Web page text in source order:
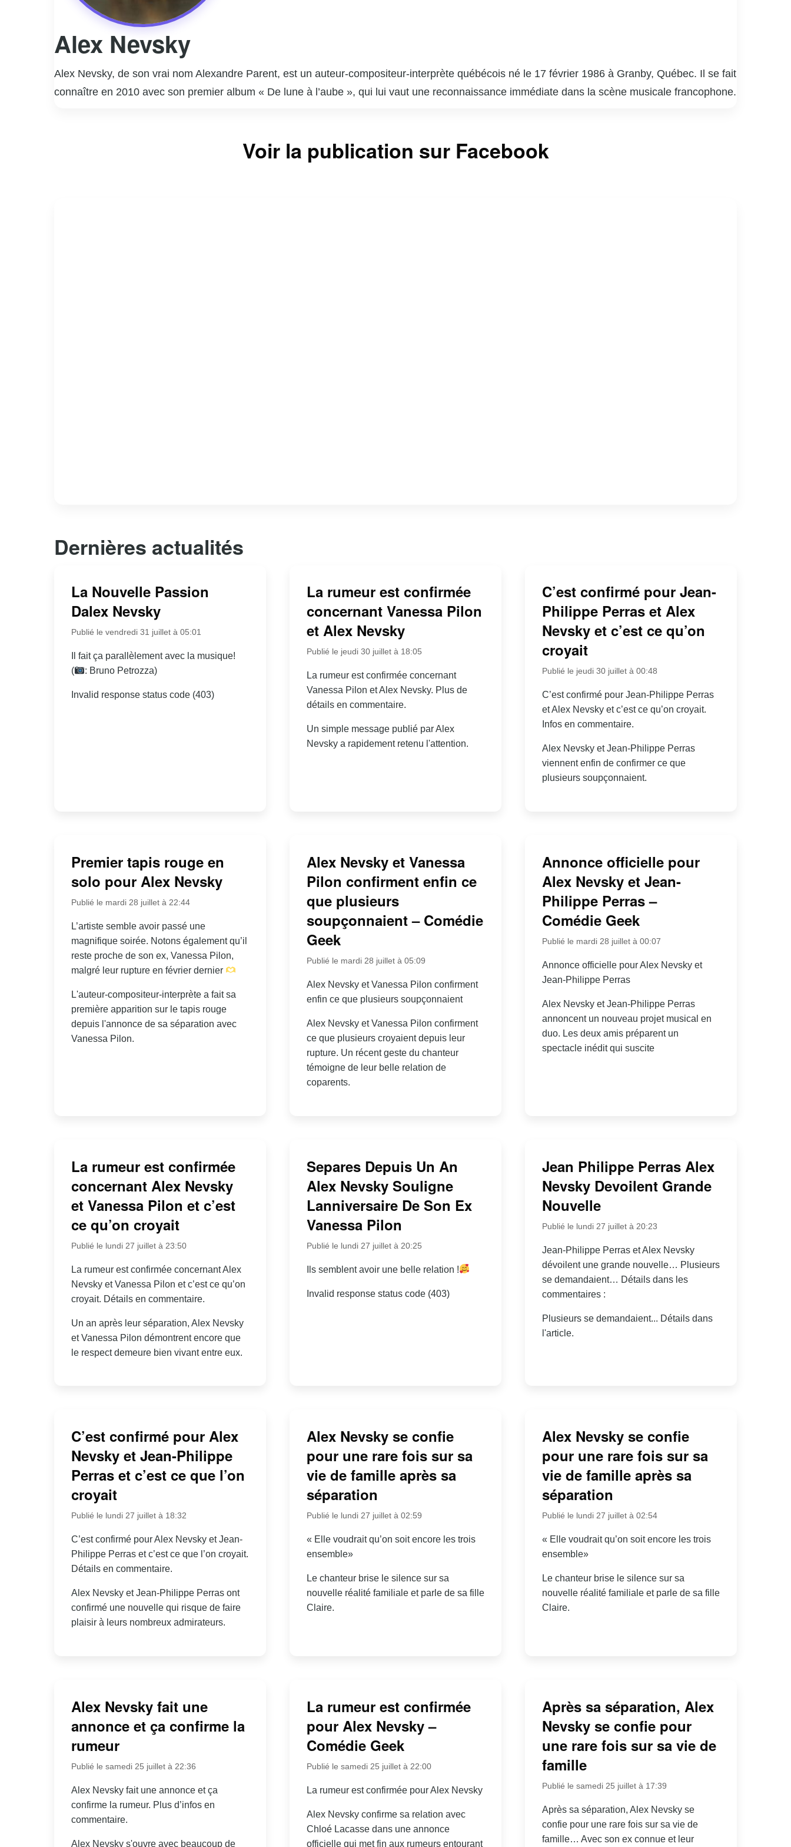
Alex Nevsky
Alex Nevsky, de son vrai nom Alexandre Parent, est un auteur-compositeur-interprète québécois né le 17 février 1986 à Granby, Québec. Il se fait
connaître en 2010 avec son premier album « De lune à l’aube », qui lui vaut une reconnaissance immédiate dans la scène musicale francophone.
albums suivants, « Himalaya mon amour » (2013) et « Nos Eldorados » (2016), confirment son talent et sa popularité. En plus de sa carrière
Voir la publication sur Facebook
Dernières actualités
La Nouvelle Passion
Dalex Nevsky
Publié le vendredi 31 juillet à 05:01
Il fait ça parallèlement avec la musique!
(
: Bruno Petrozza)
Invalid response status code (403)
La rumeur est confirmée
concernant Vanessa Pilon
et Alex Nevsky
Publié le jeudi 30 juillet à 18:05
La rumeur est confirmée concernant
Vanessa Pilon et Alex Nevsky. Plus de
détails en commentaire.
Un simple message publié par Alex
Nevsky a rapidement retenu l'attention.
C’est confirmé pour Jean-
Philippe Perras et Alex
Nevsky et c’est ce qu’on
croyait
Publié le jeudi 30 juillet à 00:48
C’est confirmé pour Jean-Philippe Perras
et Alex Nevsky et c’est ce qu’on croyait.
Infos en commentaire.
Alex Nevsky et Jean-Philippe Perras
viennent enfin de confirmer ce que
plusieurs soupçonnaient.
Premier tapis rouge en
solo pour Alex Nevsky
Publié le mardi 28 juillet à 22:44
L’artiste semble avoir passé une
magnifique soirée. Notons également qu’il
reste proche de son ex, Vanessa Pilon,
malgré leur rupture en février dernier
L'auteur-compositeur-interprète a fait sa
première apparition sur le tapis rouge
depuis l'annonce de sa séparation avec
Vanessa Pilon.
Alex Nevsky et Vanessa
Pilon confirment enfin ce
que plusieurs
soupçonnaient – Comédie
Geek
Publié le mardi 28 juillet à 05:09
Alex Nevsky et Vanessa Pilon confirment
enfin ce que plusieurs soupçonnaient
Alex Nevsky et Vanessa Pilon confirment
ce que plusieurs croyaient depuis leur
rupture. Un récent geste du chanteur
témoigne de leur belle relation de
coparents.
Annonce officielle pour
Alex Nevsky et Jean-
Philippe Perras –
Comédie Geek
Publié le mardi 28 juillet à 00:07
Annonce officielle pour Alex Nevsky et
Jean-Philippe Perras
Alex Nevsky et Jean-Philippe Perras
annoncent un nouveau projet musical en
duo. Les deux amis préparent un
spectacle inédit qui suscite
La rumeur est confirmée
concernant Alex Nevsky
et Vanessa Pilon et c’est
ce qu’on croyait
Publié le lundi 27 juillet à 23:50
La rumeur est confirmée concernant Alex
Nevsky et Vanessa Pilon et c’est ce qu’on
croyait. Détails en commentaire.
Un an après leur séparation, Alex Nevsky
et Vanessa Pilon démontrent encore que
le respect demeure bien vivant entre eux.
Separes Depuis Un An
Alex Nevsky Souligne
Lanniversaire De Son Ex
Vanessa Pilon
Publié le lundi 27 juillet à 20:25
Ils semblent avoir une belle relation !
Invalid response status code (403)
Jean Philippe Perras Alex
Nevsky Devoilent Grande
Nouvelle
Publié le lundi 27 juillet à 20:23
Jean-Philippe Perras et Alex Nevsky
dévoilent une grande nouvelle… Plusieurs
se demandaient… Détails dans les
commentaires :
Plusieurs se demandaient... Détails dans
l'article.
C’est confirmé pour Alex
Nevsky et Jean-Philippe
Perras et c’est ce que l’on
croyait
Publié le lundi 27 juillet à 18:32
C’est confirmé pour Alex Nevsky et Jean-
Philippe Perras et c’est ce que l’on croyait.
Détails en commentaire.
Alex Nevsky et Jean-Philippe Perras ont
confirmé une nouvelle qui risque de faire
plaisir à leurs nombreux admirateurs.
Alex Nevsky se confie
pour une rare fois sur sa
vie de famille après sa
séparation
Publié le lundi 27 juillet à 02:59
« Elle voudrait qu’on soit encore les trois
ensemble»
Le chanteur brise le silence sur sa
nouvelle réalité familiale et parle de sa fille
Claire.
Alex Nevsky se confie
pour une rare fois sur sa
vie de famille après sa
séparation
Publié le lundi 27 juillet à 02:54
« Elle voudrait qu’on soit encore les trois
ensemble»
Le chanteur brise le silence sur sa
nouvelle réalité familiale et parle de sa fille
Claire.
Alex Nevsky fait une
annonce et ça confirme la
rumeur
Publié le samedi 25 juillet à 22:36
Alex Nevsky fait une annonce et ça
confirme la rumeur. Plus d’infos en
commentaire.
Alex Nevsky s'ouvre avec beaucoup de
La rumeur est confirmée
pour Alex Nevsky –
Comédie Geek
Publié le samedi 25 juillet à 22:00
La rumeur est confirmée pour Alex Nevsky
Alex Nevsky confirme sa relation avec
Chloé Lacasse dans une annonce
officielle qui met fin aux rumeurs entourant
Après sa séparation, Alex
Nevsky se confie pour
une rare fois sur sa vie de
famille
Publié le samedi 25 juillet à 17:39
Après sa séparation, Alex Nevsky se
confie pour une rare fois sur sa vie de
famille… Avec son ex connue et leur